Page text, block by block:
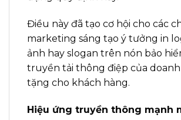
Điều này đã tạo cơ hội cho các
marketing sáng tạo ý tưởng in
ảnh hay slogan trên nón bảo
truyền tải thông điệp của
tặng cho khách hàng.
Hiệu ứng truyền thông mạnh